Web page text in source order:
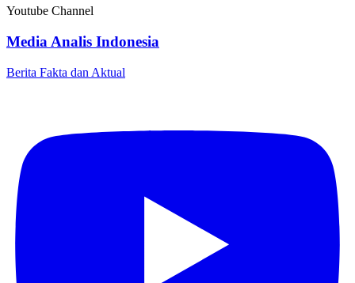
Youtube Channel
Media Analis Indonesia
Berita Fakta dan Aktual